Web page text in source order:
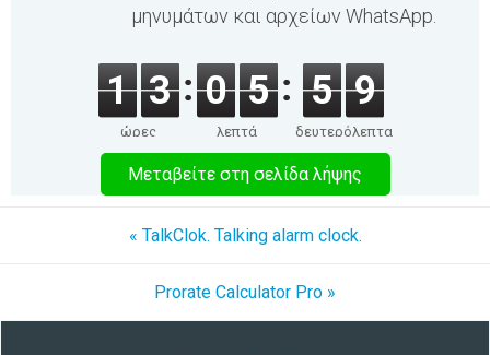
μηνυμάτων και αρχείων WhatsApp.
1 3
ώρες
0 5
λεπτά
5 9
δευτερόλεπτα
Μεταβείτε στη σελίδα λήψης
« TalkClok. Talking alarm clock.
Prorate Calculator Pro »